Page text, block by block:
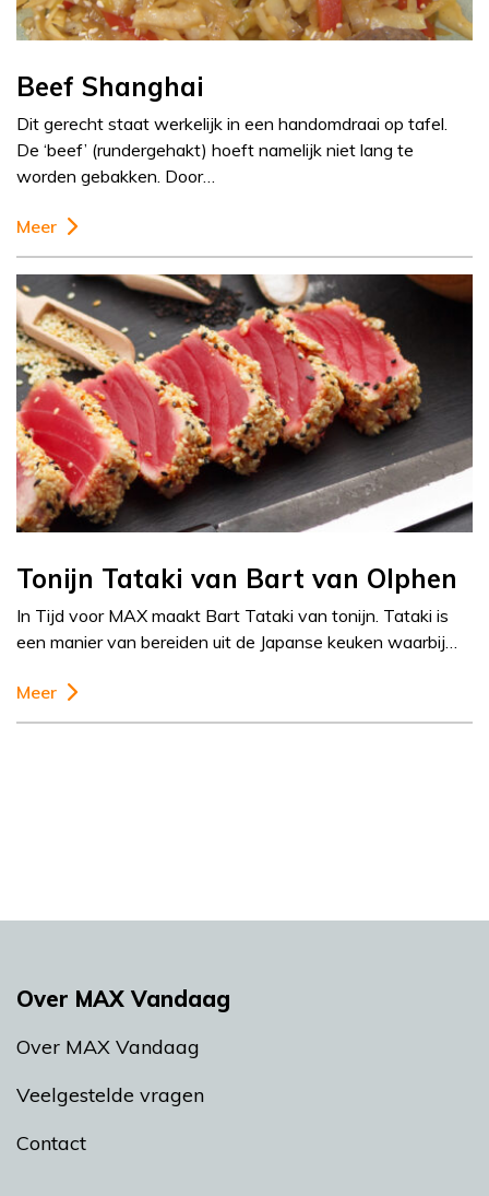
Beef Shanghai
Dit gerecht staat werkelijk in een handomdraai op tafel.
De ‘beef’ (rundergehakt) hoeft namelijk niet lang te
worden gebakken. Door…
Meer
Tonijn Tataki van Bart van Olphen
In Tijd voor MAX maakt Bart Tataki van tonijn. Tataki is
een manier van bereiden uit de Japanse keuken waarbij…
Meer
Over MAX Vandaag
Over MAX Vandaag
Veelgestelde vragen
Contact